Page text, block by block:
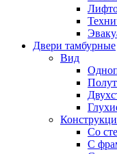
Двери тамбурные
Вид
Со
С